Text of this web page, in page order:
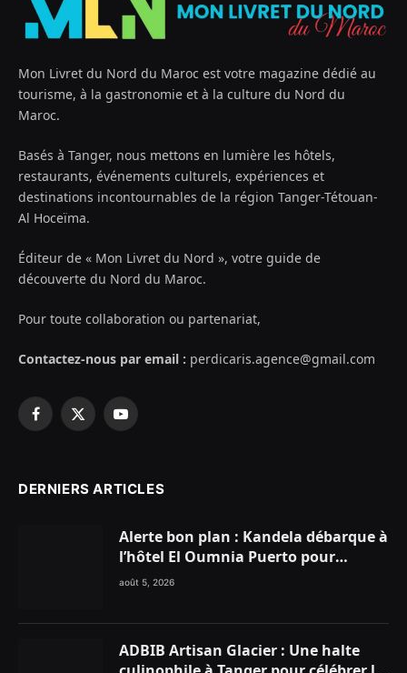
Mon Livret du Nord du Maroc est votre magazine dédié au
tourisme, à la gastronomie et à la culture du Nord du
Maroc.
Basés à Tanger, nous mettons en lumière les hôtels,
restaurants, événements culturels, expériences et
destinations incontournables de la région Tanger-Tétouan-
Al Hoceïma.
Éditeur de « Mon Livret du Nord », votre guide de
découverte du Nord du Maroc.
Pour toute collaboration ou partenariat,
Contactez-nous par email : perdicaris.agence@gmail.com
Facebook
X
YouTube
DERNIERS ARTICLES
Alerte bon plan : Kandela débarque à
l’hôtel El Oumnia Puerto pour
enflammer le Chiringuito Malibu
août 5, 2026
ADBIB Artisan Glacier : Une halte